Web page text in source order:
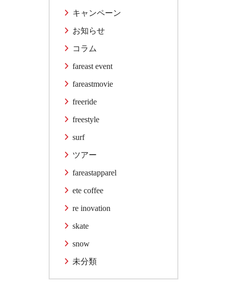
キャンペーン
お知らせ
コラム
fareast event
fareastmovie
freeride
freestyle
surf
ツアー
fareastapparel
ete coffee
re inovation
skate
snow
未分類